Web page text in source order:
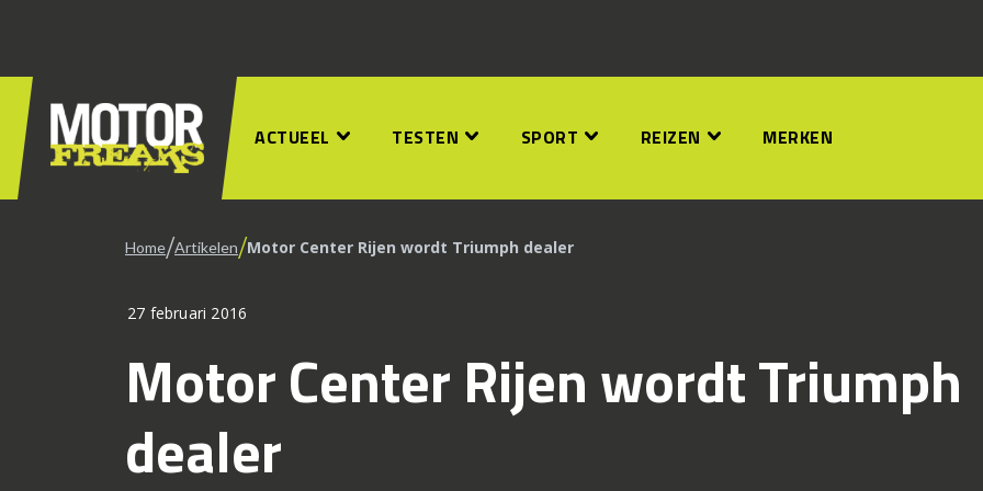
ACTUEEL TESTEN SPORT REIZEN MERKEN
Home/Artikelen/Motor Center Rijen wordt Triumph dealer
27 februari 2016
Motor Center Rijen wordt Triumph
dealer